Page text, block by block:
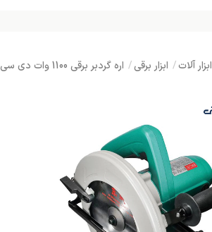
ابزار آلات ابزار برقی اره گردبر برقی 1100 وات دی سی ای AMY02-185